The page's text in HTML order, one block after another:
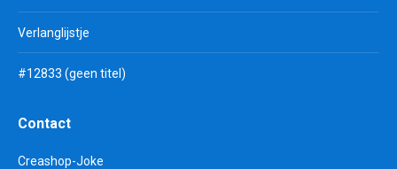
Verlanglijstje
#12833 (geen titel)
Contact
Creashop-Joke